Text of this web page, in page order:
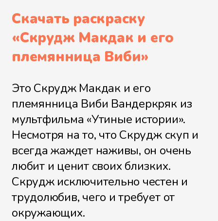
Скачать раскраску
«Скрудж Макдак и его
племянница Виби»
Это Скрудж Макдак и его
племянница Виби Вандеркряк из
мультфильма «Утиные истории».
Несмотря на то, что Скрудж скуп и
всегда жаждет наживы, он очень
любит и ценит своих близких.
Скрудж исключительно честен и
трудолюбив, чего и требует от
окружающих.